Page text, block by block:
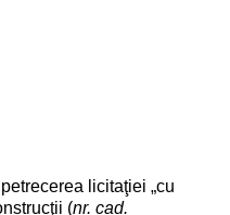
licitaţiei „cu
(nr. cad.